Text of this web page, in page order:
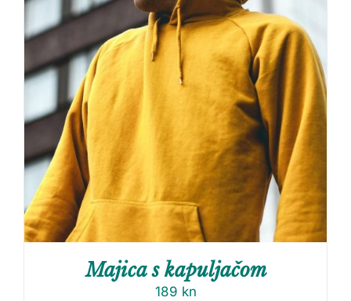
Majica s kapuljačom
189 kn